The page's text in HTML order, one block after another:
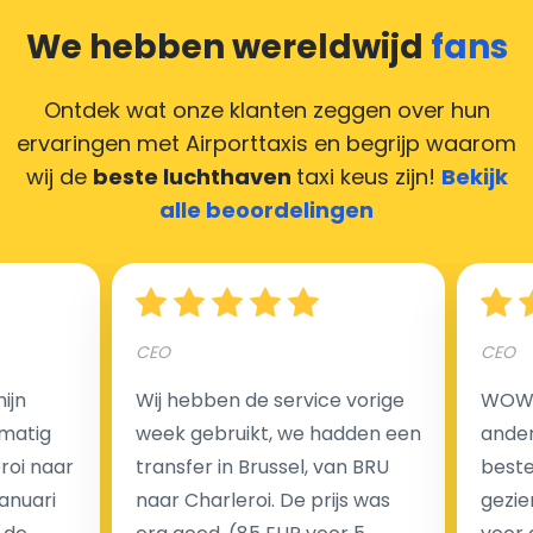
compliment geven, maar heeft u geen contant geld?
Deze situatie is vrij gebruikelijk in onze tijd van
creditcards. Geen probleem! U kunt ons heel blij
maken door uw feedback achter te laten en wij
zorgen ervoor dat uw chauffeur deze krijgt.
Hoeveel kost een luchthaven taxi transfer?
Een van de meest aantrekkelijke voordelen van
luchthaventaxi's is een vast tarief voor uw rit. In
tegenstelling tot traditionele taxi's met taxameter
brengen wij u geen extra kosten in rekening voor de
nachtrit.
We hebben wereldwijd fans
Ontdek wat onze klanten zeggen over hun
ervaringen met Airporttaxis en begrijp waarom
wij de beste luchthaven taxi keus zijn! Bekijk
alle beoordelingen
naar
CEO
Wij hebben de service vorige
week gebruikt, we hadden een
transfer in Brussel, van BRU
naar Charleroi. De prijs was
CEO